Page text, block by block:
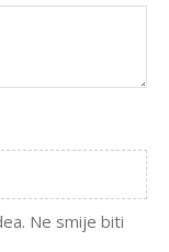
Ne smije biti